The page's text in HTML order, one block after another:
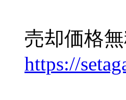
売却価格
https://